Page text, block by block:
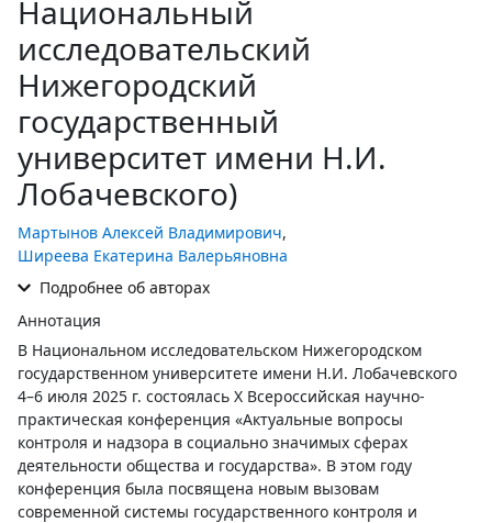
Национальный
исследовательский
Нижегородский
государственный
университет имени Н.И.
Лобачевского)
Мартынов Алексей Владимирович,
Ширеева Екатерина Валерьяновна
Подробнее об авторах
Аннотация
В Национальном исследовательском Нижегородском
государственном университете имени Н.И. Лобачевского
4–6 июля 2025 г. состоялась X Всероссийская научно-
практическая конференция «Актуальные вопросы
контроля и надзора в социально значимых сферах
деятельности общества и государства». В этом году
конференция была посвящена новым вызовам
современной системы государственного контроля и